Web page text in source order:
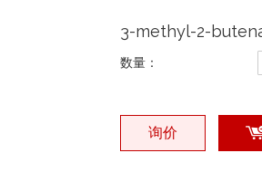
3-methyl-2-
数量：
询价